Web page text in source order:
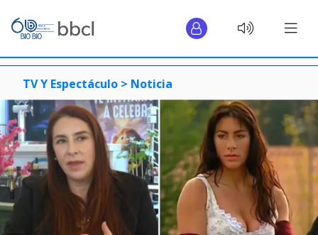
TV Y Espectáculo > Noticia